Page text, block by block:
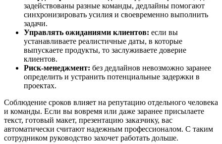
задействованы разные команды, дедлайны помогают
синхронизировать усилия и своевременно выполнить
задачи.
Управлять ожиданиями клиентов: если вы
устанавливаете реалистичные даты, в которые
выпускаете продукты, то заслуживаете доверие
клиентов.
Риск-менеджмент: без дедлайнов невозможно заранее
определить и устранить потенциальные задержки в
проектах.
Соблюдение сроков влияет на репутацию отдельного человека
и команды. Если вы вовремя или даже заранее присылаете
текст, готовый макет, презентацию заказчику, вас
автоматически считают надежным профессионалом. С таким
сотрудником руководство захочет работать дольше.